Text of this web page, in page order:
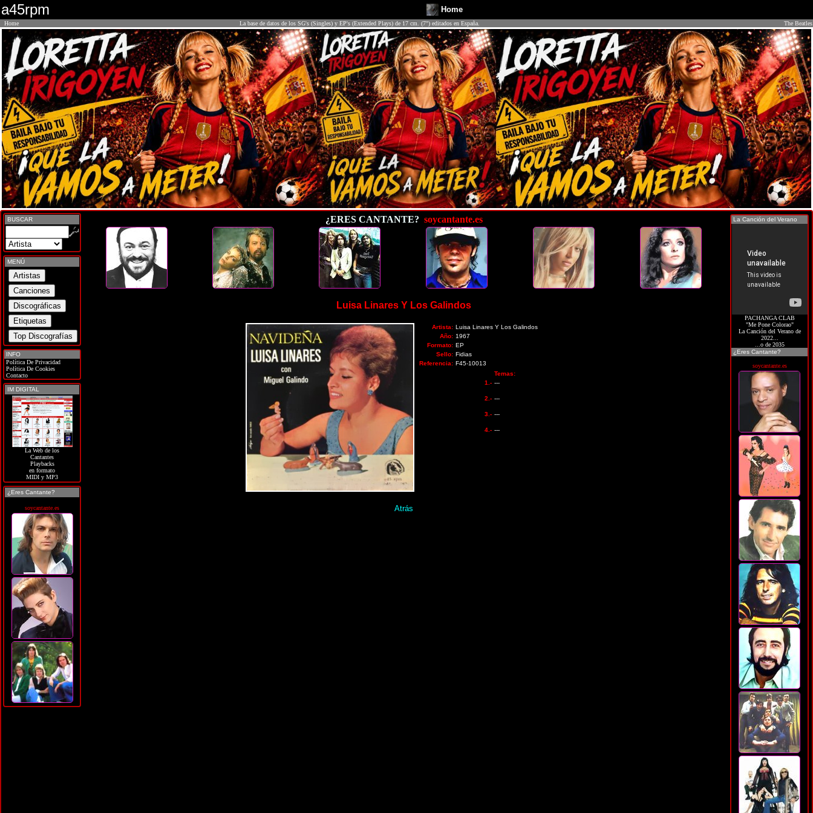
a45rpm Home
Home La base de datos de los SG's (Singles) y EP's (Extended Plays) de 17 cm. (7") editados en España. The Beatles
BUSCAR
MENÚ
INFO
Política De Privacidad
Política De Cookies
Contacto
IM DIGITAL
La Web de los
Cantantes
Playbacks
en formato
MIDI y MP3
¿Eres Cantante?
soycantante.es
¿ERES CANTANTE? soycantante.es
Luisa Linares Y Los Galindos
Artista: Luisa Linares Y Los Galindos
Año: 1967
Formato: EP
Sello: Fidias
Referencia: F45-10013
Temas:
1.- ---
2.- ---
3.- ---
4.- ---
Atrás
La Canción del Verano
PACHANGA CLAB
"Me Pone Colorao"
La Canción del Verano de
2022...
...o de 2035
¿Eres Cantante?
soycantante.es